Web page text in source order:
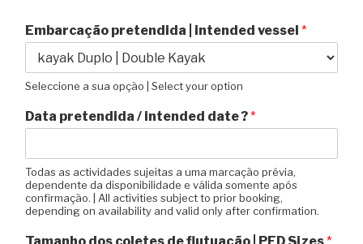
Embarcação pretendida | intended vessel *
Seleccione a sua opção | Select your option
Data pretendida / intended date ?*
Todas as actividades sujeitas a uma marcação prévia,
dependente da disponibilidade e válida somente após
confirmação. | All activities subject to prior booking,
depending on availability and valid only after confirmation.